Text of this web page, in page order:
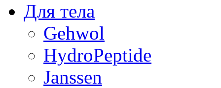
Для тела
Gehwol
HydroPeptide
Janssen